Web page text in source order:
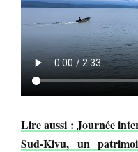
Lire aussi : Journée
Sud-Kivu, un